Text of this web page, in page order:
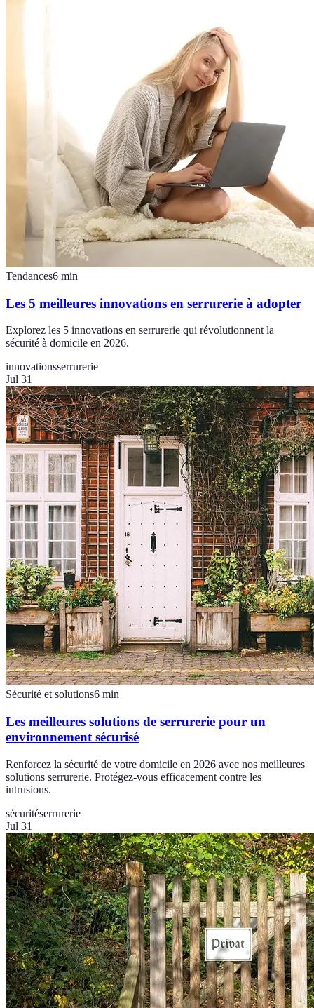
Tendances6 min
Les 5 meilleures innovations en serrurerie à adopter
Explorez les 5 innovations en serrurerie qui révolutionnent la
sécurité à domicile en 2026.
innovationsserrurerie
Jul 31
Sécurité et solutions6 min
Les meilleures solutions de serrurerie pour un
environnement sécurisé
Renforcez la sécurité de votre domicile en 2026 avec nos meilleures
solutions serrurerie. Protégez-vous efficacement contre les
intrusions.
sécuritéserrurerie
Jul 31